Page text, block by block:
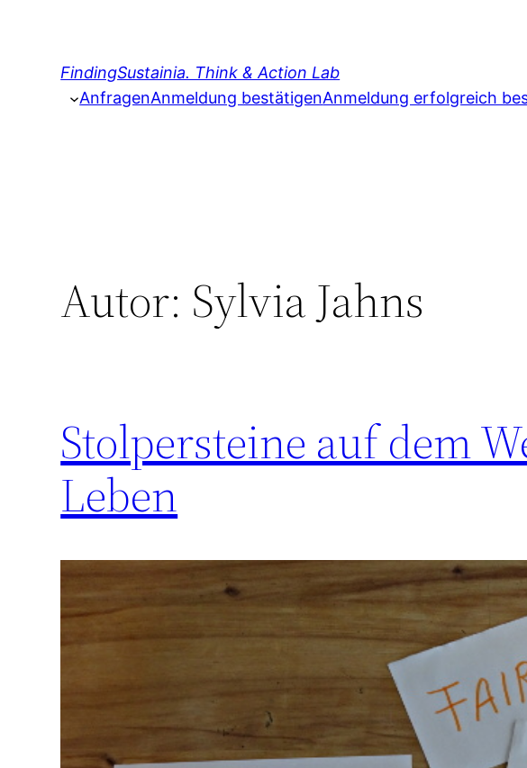
FindingSustainia. Think & Action Lab
AnfragenAnmeldung bestätigenAnmeldung erfolgreich
Autor: Sylvia Jahns
Stolpersteine auf dem
Leben